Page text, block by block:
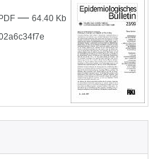
PDF — 64.40 Kb